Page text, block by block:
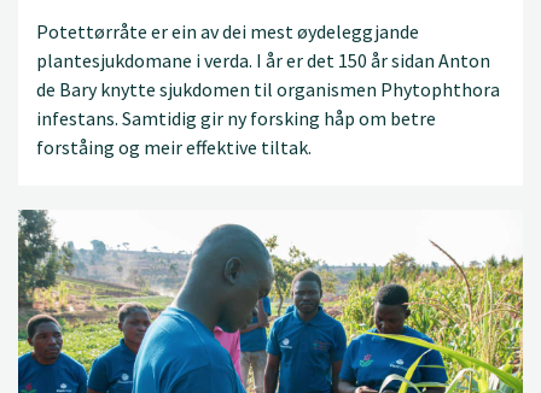
Potettørråte er ein av dei mest øydeleggjande
plantesjukdomane i verda. I år er det 150 år sidan Anton
de Bary knytte sjukdomen til organismen Phytophthora
infestans. Samtidig gir ny forsking håp om betre
forståing og meir effektive tiltak.